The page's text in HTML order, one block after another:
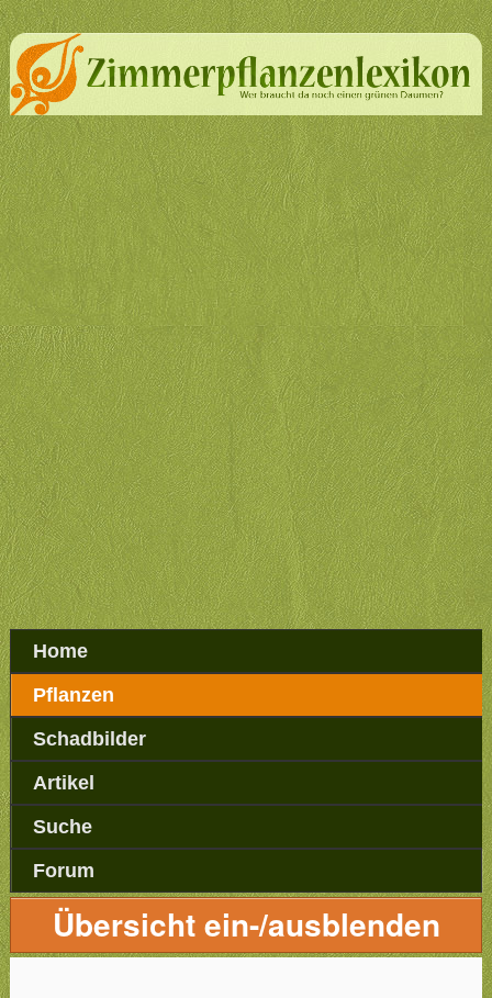
Home
Pflanzen
Schadbilder
Artikel
Suche
Forum
Übersicht ein-/ausblenden